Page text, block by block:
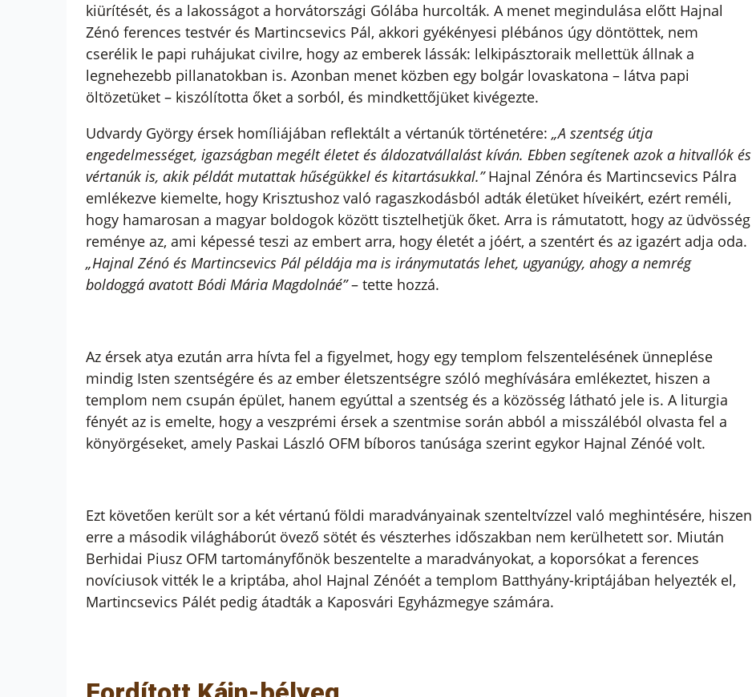
kiürítését, és a lakosságot a horvátországi Gólába hurcolták. A menet megindulása előtt Hajnal
Zénó ferences testvér és Martincsevics Pál, akkori gyékényesi plébános úgy döntöttek, nem
cserélik le papi ruhájukat civilre, hogy az emberek lássák: lelkipásztoraik mellettük állnak a
legnehezebb pillanatokban is. Azonban menet közben egy bolgár lovaskatona – látva papi
öltözetüket – kiszólította őket a sorból, és mindkettőjüket kivégezte.
Udvardy György érsek homíliájában reflektált a vértanúk történetére: „A szentség útja
engedelmességet, igazságban megélt életet és áldozatvállalást kíván. Ebben segítenek azok a hitvallók és
vértanúk is, akik példát mutattak hűségükkel és kitartásukkal.”Hajnal Zénóra és Martincsevics Pálra
emlékezve kiemelte, hogy Krisztushoz való ragaszkodásból adták életüket híveikért, ezért reméli,
hogy hamarosan a magyar boldogok között tisztelhetjük őket. Arra is rámutatott, hogy az üdvösség
reménye az, ami képessé teszi az embert arra, hogy életét a jóért, a szentért és az igazért adja oda.
„Hajnal Zénó és Martincsevics Pál példája ma is iránymutatás lehet, ugyanúgy, ahogy a nemrég
boldoggá avatott Bódi Mária Magdolnáé”– tette hozzá.
Az érsek atya ezután arra hívta fel a figyelmet, hogy egy templom felszentelésének ünneplése
mindig Isten szentségére és az ember életszentségre szóló meghívására emlékeztet, hiszen a
templom nem csupán épület, hanem egyúttal a szentség és a közösség látható jele is. A liturgia
fényét az is emelte, hogy a veszprémi érsek a szentmise során abból a misszáléból olvasta fel a
könyörgéseket, amely Paskai László OFM bíboros tanúsága szerint egykor Hajnal Zénóé volt.
Ezt követően került sor a két vértanú földi maradványainak szenteltvízzel való meghintésére, hiszen
erre a második világháborút övező sötét és vészterhes időszakban nem kerülhetett sor. Miután
Berhidai Piusz OFM tartományfőnök beszentelte a maradványokat, a koporsókat a ferences
novíciusok vitték le a kriptába, ahol Hajnal Zénóét a templom Batthyány-kriptájában helyezték el,
Martincsevics Pálét pedig átadták a Kaposvári Egyházmegye számára.